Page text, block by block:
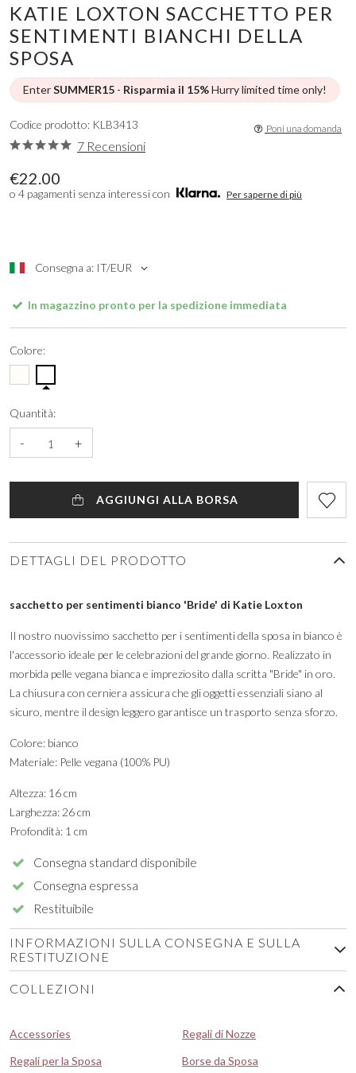
KATIE LOXTON SACCHETTO PER
SENTIMENTI BIANCHI DELLA
SPOSA
EnterSUMMER15 - Risparmia il 15%Hurry limited time only!
€22.00
o 4 pagamenti senza interessi con Per saperne di più
Consegna a: IT/EUR
Codice prodotto: KLB3413
7 Recensioni
Poni una domanda
In magazzino pronto per la spedizione immediata
Colore:
Quantità:
- +
AGGIUNGI ALLA BORSA
DETTAGLI DEL PRODOTTO
sacchetto per sentimenti bianco 'Bride' di Katie Loxton
Il nostro nuovissimo sacchetto per i sentimenti della sposa in bianco è
l'accessorio ideale per le celebrazioni del grande giorno. Realizzato in
morbida pelle vegana bianca e impreziosito dalla scritta "Bride" in oro.
La chiusura con cerniera assicura che gli oggetti essenziali siano al
sicuro, mentre il design leggero garantisce un trasporto senza sforzo.
Colore: bianco
Materiale: Pelle vegana (100% PU)
Altezza: 16 cm
Larghezza: 26 cm
Profondità: 1 cm
Consegna standard disponibile
Consegna espressa
Restituibile
INFORMAZIONI SULLA CONSEGNA E SULLA
RESTITUZIONE
COLLEZIONI
Accessories
Regali di Nozze
Regali per la Sposa
Borse da Sposa